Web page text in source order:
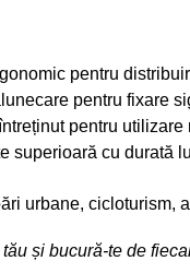
pentru
pentru fixare
pentru utilizare
superioară cu durată
urbane, cicloturism,
și bucură-te de